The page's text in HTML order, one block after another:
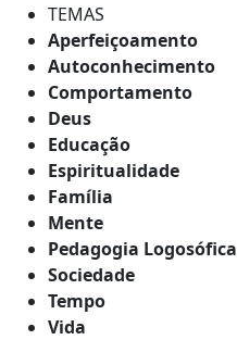
TEMAS
Aperfeiçoamento
Autoconhecimento
Comportamento
Deus
Educação
Espiritualidade
Família
Mente
Pedagogia Logosófica
Sociedade
Tempo
Vida